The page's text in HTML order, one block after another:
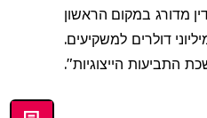
מדורג במקום הראשון
המשרד מדורג בין ארבעת הראשונים מדי שנה מאז שנת 2013, והחזיר מאות מיליוני דולרים למשקיעים.
התביעות הייצוגיות".